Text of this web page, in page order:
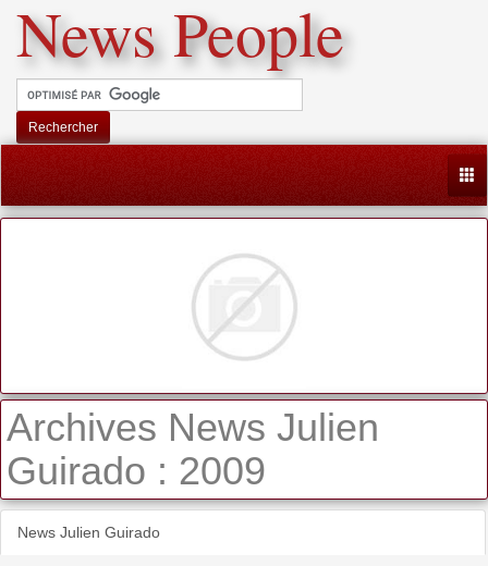
News People
Rechercher
Archives News Julien
Guirado : 2009
News Julien Guirado